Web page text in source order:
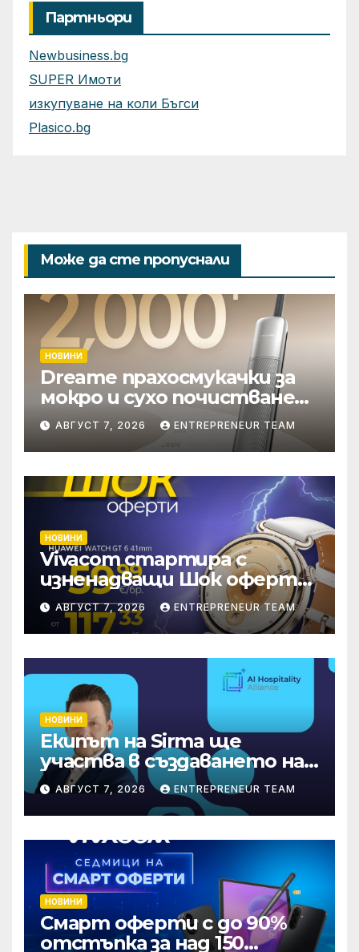
Партньори
Newbusiness.bg
SUPER Имоти
изкупуване на коли Бъгси
Plasico.bg
Може да сте пропуснали
НОВИНИ
Dreame прахосмукачки за
мокро и сухо почистване
надхвърлиха 2 000
патентни заявки в
световен мащаб
АВГУСТ 7, 2026 ENTREPRENEUR TEAM
НОВИНИ
Vivacom стартира с
изненадващи Шок оферти
през август онлайн
АВГУСТ 7, 2026 ENTREPRENEUR TEAM
НОВИНИ
Екипът на Sirma ще
участва в създаването на
международните
стандарти за навлизане на
изкуствен интелект в
хотелиерството
АВГУСТ 7, 2026 ENTREPRENEUR TEAM
НОВИНИ
Смарт оферти с до 90%
отстъпка за над 150